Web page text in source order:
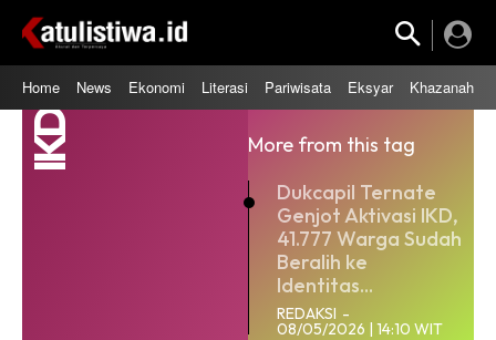
Home News Ekonomi Literasi Pariwisata Eksyar Khazanah
IKD
More from this tag
Dukcapil Ternate
Genjot Aktivasi IKD,
41.777 Warga Sudah
Beralih ke
Identitas...
REDAKSI -
08/05/2026 | 14:10 WIT